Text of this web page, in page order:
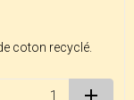
coton recyclé.